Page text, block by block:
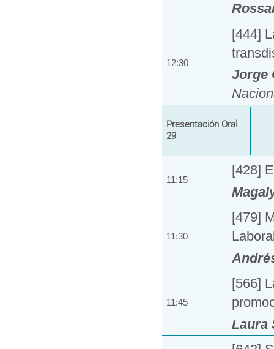
12:30
[444]
Jorge
Presentación Oral
29
11:15
[428]
11:30
[479]
11:45
[566]
Laura